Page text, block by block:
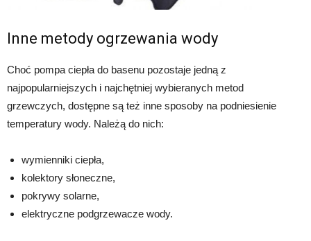
Inne metody ogrzewania wody
Choć pompa ciepła do basenu pozostaje jedną z
najpopularniejszych i najchętniej wybieranych metod
grzewczych, dostępne są też inne sposoby na podniesienie
temperatury wody. Należą do nich:
wymienniki ciepła,
kolektory słoneczne,
pokrywy solarne,
elektryczne podgrzewacze wody.